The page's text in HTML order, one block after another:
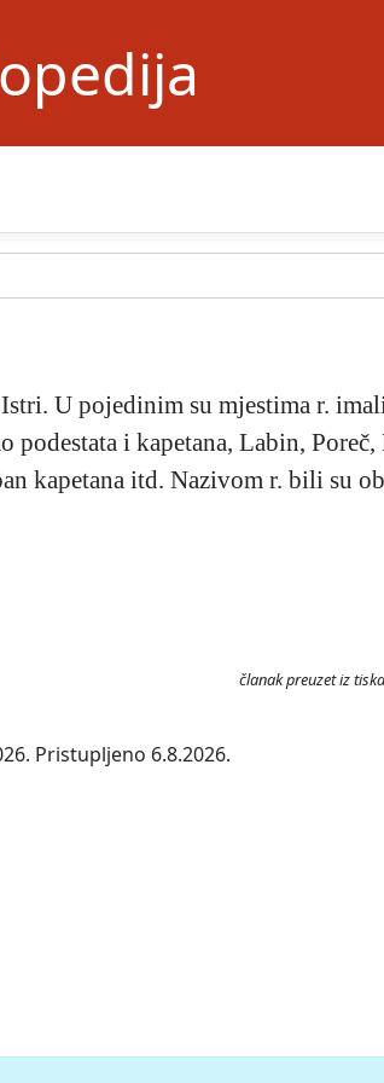
U pojedinim su mjestima r.
i kapetana, Labin,
kapetana itd. Nazivom r. bili su
članak preuzet iz
Pristupljeno 6.8.2026.